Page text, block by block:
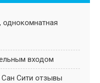
однокомнатная
входом
Cити отзывы